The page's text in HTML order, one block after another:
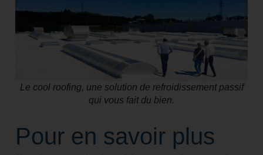
Le cool roofing, une solution de refroidissement passif
qui vous fait du bien.
Pour en savoir plus